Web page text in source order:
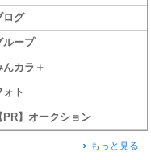
ログ
ループ
んカラ＋
ォト
PR】オークション
もっと見る